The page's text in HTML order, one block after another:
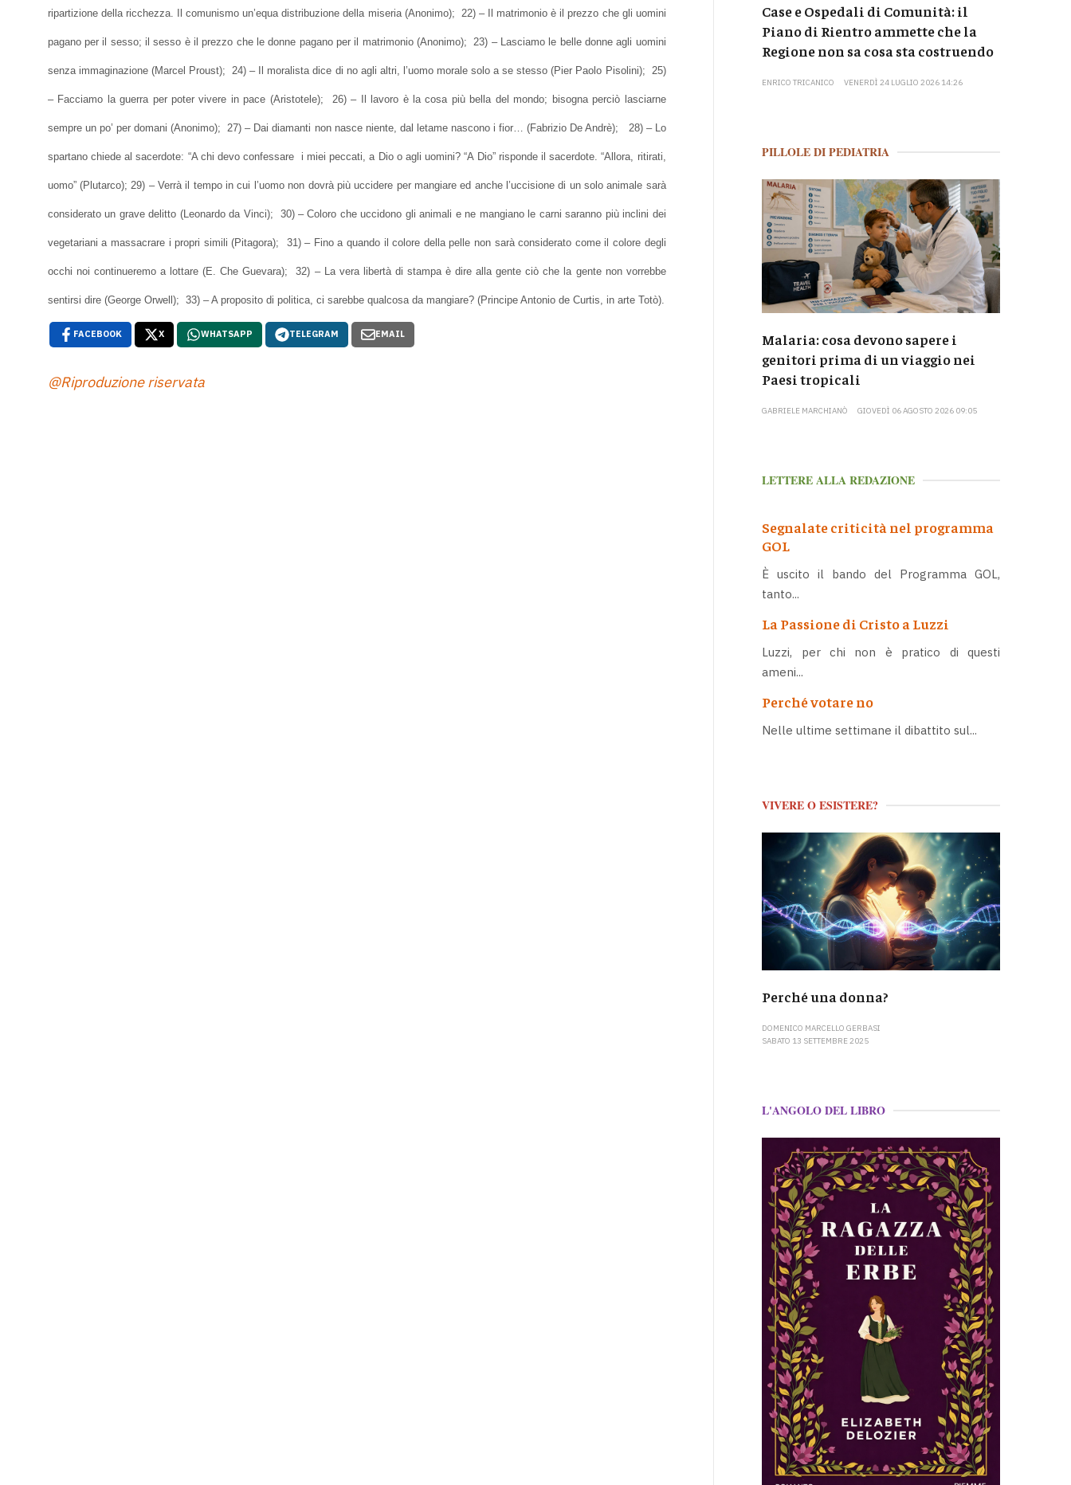
ripartizione della ricchezza. Il comunismo un’equa distribuzione della miseria (Anonimo); 22) – Il matrimonio è il prezzo che gli uomini
pagano per il sesso; il sesso è il prezzo che le donne pagano per il matrimonio (Anonimo); 23) – Lasciamo le belle donne agli uomini
senza immaginazione (Marcel Proust); 24) – Il moralista dice di no agli altri, l’uomo morale solo a se stesso (Pier Paolo Pisolini); 25)
– Facciamo la guerra per poter vivere in pace (Aristotele); 26) – Il lavoro è la cosa più bella del mondo; bisogna perciò lasciarne
sempre un po’ per domani (Anonimo); 27) – Dai diamanti non nasce niente, dal letame nascono i fior… (Fabrizio De Andrè); 28) – Lo
spartano chiede al sacerdote: “A chi devo confessare i miei peccati, a Dio o agli uomini? “A Dio” risponde il sacerdote. “Allora, ritirati,
uomo” (Plutarco); 29) – Verrà il tempo in cui l’uomo non dovrà più uccidere per mangiare ed anche l’uccisione di un solo animale sarà
considerato un grave delitto (Leonardo da Vinci); 30) – Coloro che uccidono gli animali e ne mangiano le carni saranno più inclini dei
vegetariani a massacrare i propri simili (Pitagora); 31) – Fino a quando il colore della pelle non sarà considerato come il colore degli
occhi noi continueremo a lottare (E. Che Guevara); 32) – La vera libertà di stampa è dire alla gente ciò che la gente non vorrebbe
sentirsi dire (George Orwell); 33) – A proposito di politica, ci sarebbe qualcosa da mangiare? (Principe Antonio de Curtis, in arte Totò).
FACEBOOK X WHATSAPP TELEGRAM EMAIL
@Riproduzione riservata
Case e Ospedali di Comunità: il
Piano di Rientro ammette che la
Regione non sa cosa sta costruendo
ENRICO TRICANICO VENERDÌ 24 LUGLIO 2026 14:26
PILLOLE DI PEDIATRIA
Malaria: cosa devono sapere i
genitori prima di un viaggio nei
Paesi tropicali
GABRIELE MARCHIANÒ GIOVEDÌ 06 AGOSTO 2026 09:05
LETTERE ALLA REDAZIONE
Segnalate criticità nel programma
GOL
È uscito il bando del Programma GOL,
tanto...
La Passione di Cristo a Luzzi
Luzzi, per chi non è pratico di questi
ameni...
Perché votare no
Nelle ultime settimane il dibattito sul...
VIVERE O ESISTERE?
Perché una donna?
DOMENICO MARCELLO GERBASI
SABATO 13 SETTEMBRE 2025
L'ANGOLO DEL LIBRO